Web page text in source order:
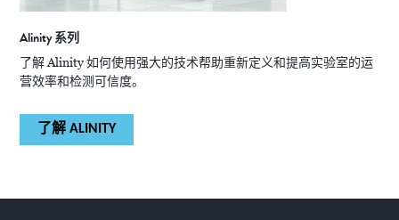
Alinity 系列
了解 Alinity 如何使用强大的技术帮助重新定义和提高实验室的运
营效率和检测可信度。
了解 ALINITY